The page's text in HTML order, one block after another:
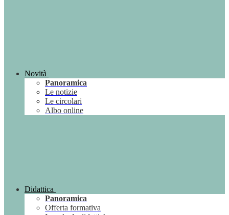
Novità
Panoramica
Le notizie
Le circolari
Albo online
Didattica
Panoramica
Offerta formativa